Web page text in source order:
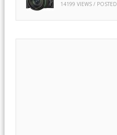
14199 VIEWS / POSTED